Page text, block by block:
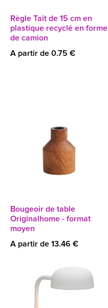
Règle Tait de 15 cm en
plastique recyclé en forme
de camion
A partir de 0.75 €
Bougeoir de table
Originalhome - format
moyen
A partir de 13.46 €